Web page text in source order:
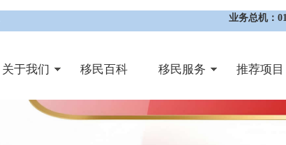
业务总机：
关于我们 移民百科 移民服务 推荐项目